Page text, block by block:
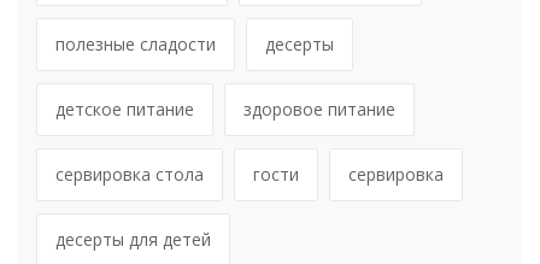
полезные сладости десерты
детское питание здоровое питание
сервировка стола гости сервировка
десерты для детей